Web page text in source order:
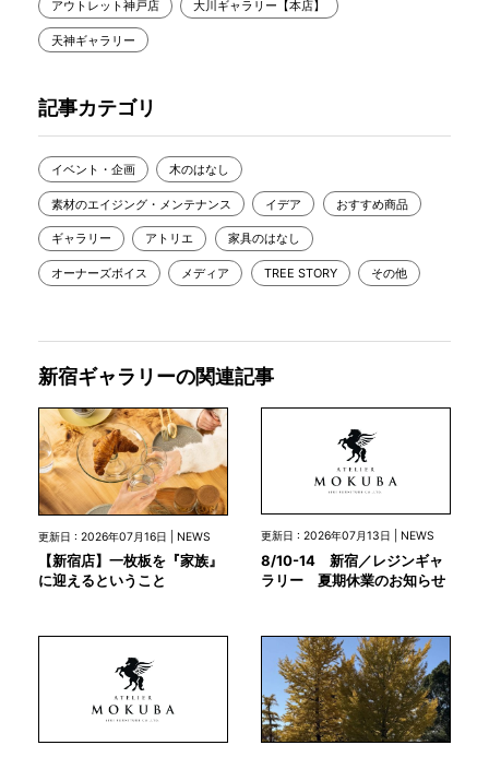
アウトレット神戸店 大川ギャラリー【本店】
天神ギャラリー
記事カテゴリ
イベント・企画 木のはなし
素材のエイジング・メンテナンス イデア おすすめ商品
ギャラリー アトリエ 家具のはなし
オーナーズボイス メディア TREE STORY その他
新宿ギャラリーの関連記事
更新日 : 2026年07月16日 | NEWS
【新宿店】一枚板を『家族』
に迎えるということ
更新日 : 2026年07月13日 | NEWS
8/10-14 新宿／レジンギャ
ラリー 夏期休業のお知らせ